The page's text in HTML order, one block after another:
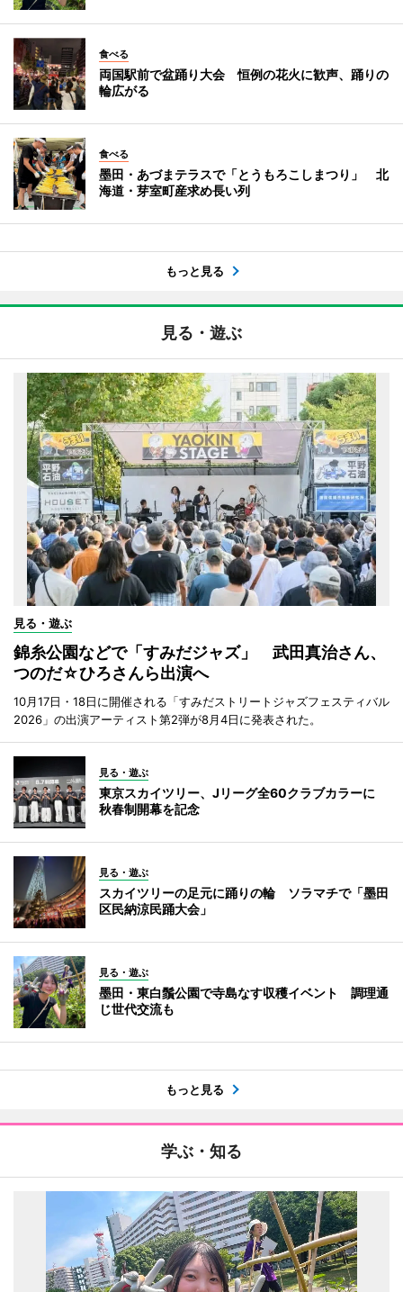
食べる
両国駅前で盆踊り大会 恒例の花火に歓声、踊りの
輪広がる
食べる
墨田・あづまテラスで「とうもろこしまつり」 北
海道・芽室町産求め長い列
もっと見る
見る・遊ぶ
見る・遊ぶ
錦糸公園などで「すみだジャズ」 武田真治さん、
つのだ☆ひろさんら出演へ
10月17日・18日に開催される「すみだストリートジャズフェスティバル
2026」の出演アーティスト第2弾が8月4日に発表された。
見る・遊ぶ
東京スカイツリー、Jリーグ全60クラブカラーに
秋春制開幕を記念
見る・遊ぶ
スカイツリーの足元に踊りの輪 ソラマチで「墨田
区民納涼民踊大会」
見る・遊ぶ
墨田・東白鬚公園で寺島なす収穫イベント 調理通
じ世代交流も
もっと見る
学ぶ・知る